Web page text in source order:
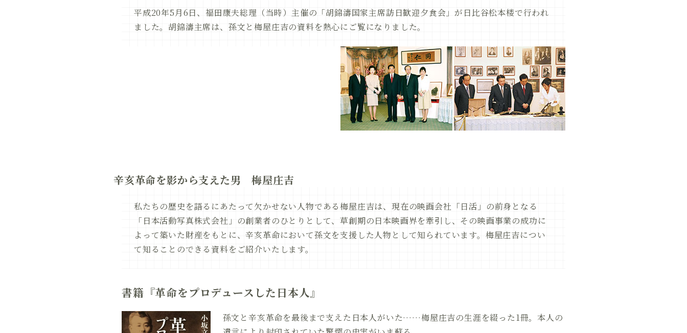
平成20年5月6日、福田康夫総理（当時）主催の「胡錦濤国家主席訪日歓迎夕食会」が日比谷松本楼で行われ
ました。胡錦濤主席は、孫文と梅屋庄吉の資料を熱心にご覧になりました。
辛亥革命を影から支えた男 梅屋庄吉
私たちの歴史を語るにあたって欠かせない人物である梅屋庄吉は、現在の映画会社「日活」の前身となる
「日本活動写真株式会社」の創業者のひとりとして、草創期の日本映画界を牽引し、その映画事業の成功に
よって築いた財産をもとに、辛亥革命において孫文を支援した人物として知られています。梅屋庄吉につい
て知ることのできる資料をご紹介いたします。
書籍『革命をプロデュースした日本人』
孫文と辛亥革命を最後まで支えた日本人がいた……梅屋庄吉の生涯を綴った1冊。本人の